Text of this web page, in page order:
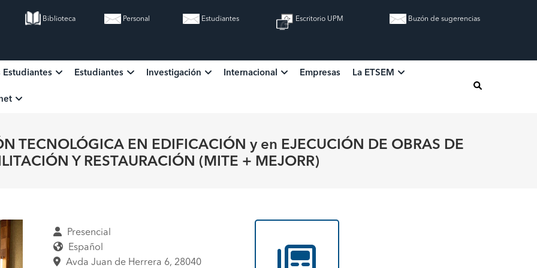
Biblioteca Personal Estudiantes Escritorio UPM Buzón de sugerencias
Estudiantes Estudiantes Investigación Internacional Empresas La ETSEM
TECNOLÓGICA EN EDIFICACIÓN y en EJECUCIÓN DE OBRAS DE
Y RESTAURACIÓN (MITE + MEJORR)
Presencial
Español
Avda Juan de Herrera 6, 28040